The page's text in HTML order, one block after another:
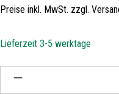
Preise inkl. MwSt. zzgl.
Lieferzeit 3-5 werktage
Produkt Anzahl: Gib